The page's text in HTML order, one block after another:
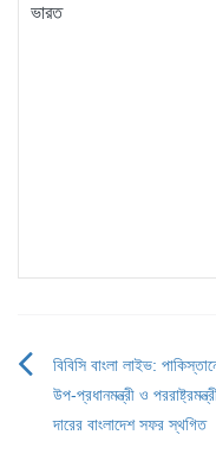
ভারত
Post
navigation
বিবিসি বাংলা লাইভ:
উপ-প্রধানমন্ত্রী ও
দারের বাংলাদেশ সফর স্থগিত